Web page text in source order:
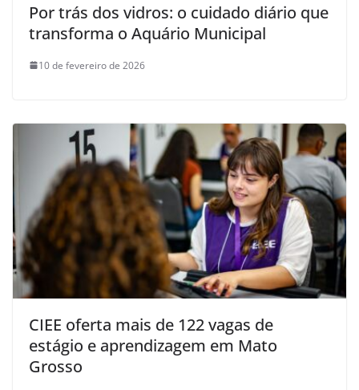
Por trás dos vidros: o cuidado diário que
transforma o Aquário Municipal
10 de fevereiro de 2026
CIEE oferta mais de 122 vagas de
estágio e aprendizagem em Mato
Grosso